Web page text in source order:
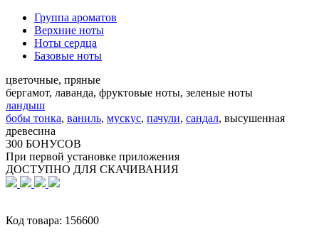
Группа ароматов
Верхние ноты
Ноты сердца
Базовые ноты
цветочные, пряные
бергамот, лаванда, фруктовые ноты, зеленые ноты
ландыш
бобы тонка, ваниль, мускус, пачули, сандал, высушенная
древесина
300 БОНУСОВ
При первой установке приложения
ДОСТУПНО ДЛЯ СКАЧИВАНИЯ
Код товара: 156600